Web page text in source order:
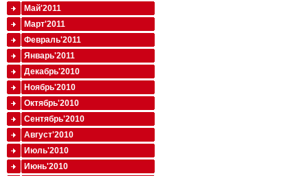
Май'2011
Март'2011
Февраль'2011
Январь'2011
Декабрь'2010
Ноябрь'2010
Октябрь'2010
Сентябрь'2010
Август'2010
Июль'2010
Июнь'2010